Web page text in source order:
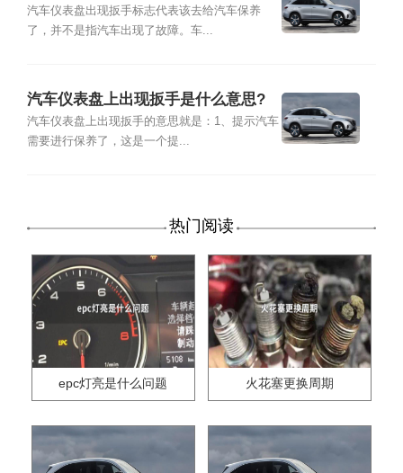
思？
汽车仪表盘出现扳手标志代表该去给汽车保养
了，并不是指汽车出现了故障。车...
汽车仪表盘上出现扳手是什么意思?
汽车仪表盘上出现扳手的意思就是：1、提示汽车
需要进行保养了，这是一个提...
热门阅读
epc灯亮是什么问题 火花塞更换周期